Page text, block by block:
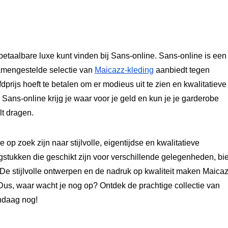
luxe kunt vinden bij Sans-online. Sans-online is een
selectie van Maicazz-kleding aanbiedt tegen
hoeft te betalen om er modieus uit te zien en kwalitatieve
online krijg je waar voor je geld en kun je je garderobe
dragen.
op zoek zijn naar stijlvolle, eigentijdse en kwalitatieve
die geschikt zijn voor verschillende gelegenheden,
stijlvolle ontwerpen en de nadruk op kwaliteit maken
waar wacht je nog op? Ontdek de prachtige collectie van
nog!